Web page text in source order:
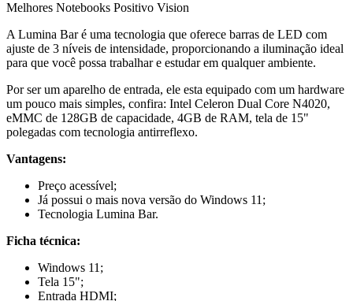
Melhores Notebooks Positivo Vision
A Lumina Bar é uma tecnologia que oferece barras de LED com
ajuste de 3 níveis de intensidade, proporcionando a iluminação ideal
para que você possa trabalhar e estudar em qualquer ambiente.
Por ser um aparelho de entrada, ele esta equipado com um hardware
um pouco mais simples, confira: Intel Celeron Dual Core N4020,
eMMC de 128GB de capacidade, 4GB de RAM, tela de 15"
polegadas com tecnologia antirreflexo.
Vantagens:
Preço acessível;
Já possui o mais nova versão do Windows 11;
Tecnologia Lumina Bar.
Ficha técnica:
Windows 11;
Tela 15";
Entrada HDMI;